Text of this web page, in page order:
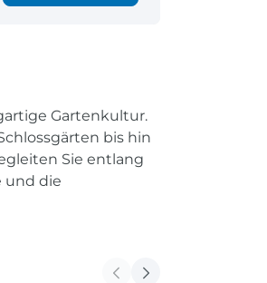
Gartenkultur.
bis hin
Sie entlang
und die